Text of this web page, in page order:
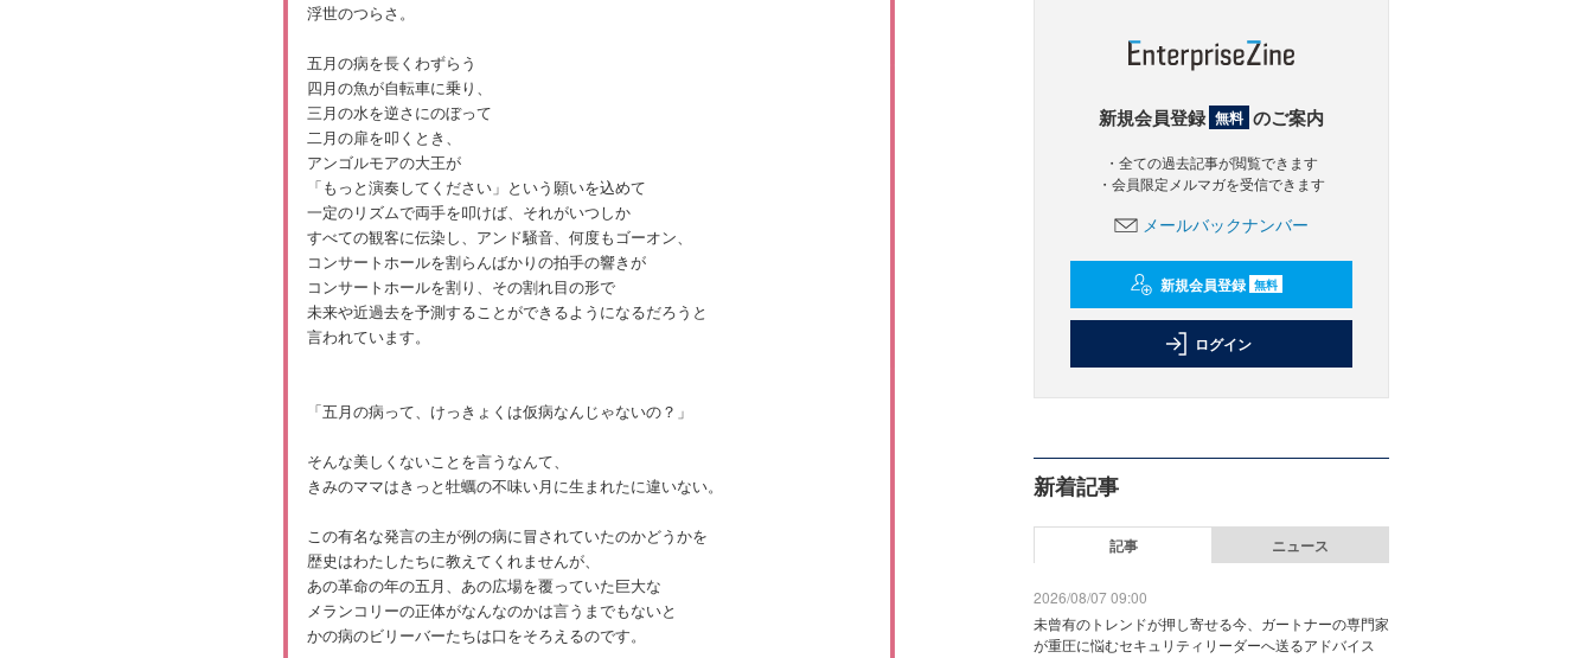
浮世のつらさ。
五月の病を長くわずらう
四月の魚が自転車に乗り、
三月の水を逆さにのぼって
二月の扉を叩くとき、
アンゴルモアの大王が
「もっと演奏してください」という願いを込めて
一定のリズムで両手を叩けば、それがいつしか
すべての観客に伝染し、アンド騒音、何度もゴーオン、
コンサートホールを割らんばかりの拍手の響きが
コンサートホールを割り、その割れ目の形で
未来や近過去を予測することができるようになるだろうと
言われています。
「五月の病って、けっきょくは仮病なんじゃないの？」
そんな美しくないことを言うなんて、
きみのママはきっと牡蠣の不味い月に生まれたに違いない。
この有名な発言の主が例の病に冒されていたのかどうかを
歴史はわたしたちに教えてくれませんが、
あの革命の年の五月、あの広場を覆っていた巨大な
メランコリーの正体がなんなのかは言うまでもないと
かの病のビリーバーたちは口をそろえるのです。
新規会員登録 無料 のご案内
・全ての過去記事が閲覧できます
・会員限定メルマガを受信できます
メールバックナンバー
新規会員登録 無料
ログイン
新着記事
記事 ニュース
2026/08/07 09:00
未曾有のトレンドが押し寄せる今、ガートナーの専門家
が重圧に悩むセキュリティリーダーへ送るアドバイス